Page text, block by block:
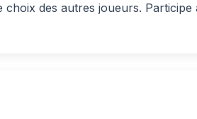
des autres joueurs. Participe